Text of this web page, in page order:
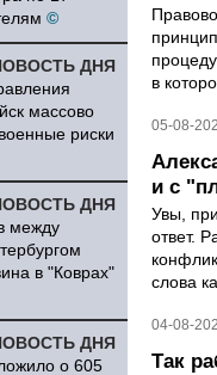
©
ДНЯ
массово
риски
ДНЯ
между
в "Коврах"
ДНЯ
о 605
в
05-08-
и с
Увы,
ответ.
слова
04-08-
Так